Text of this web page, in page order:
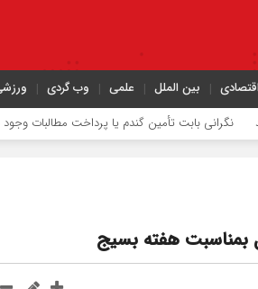
اقتصادی بین الملل علمی وب گردی
تأمین گندم یا پرداخت مطالبات وجود ندارد
بمناسبت هفته بسیج